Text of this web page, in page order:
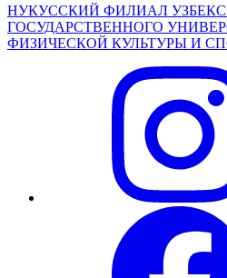
НУКУССКИЙ ФИЛИАЛ
ГОСУДАРСТВЕННОГО
ФИЗИЧЕСКОЙ КУЛЬТУРЫ И